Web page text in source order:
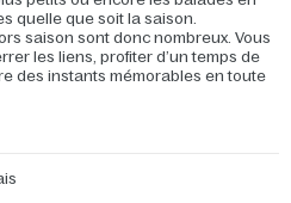
quelle que soit la saison.
saison sont donc nombreux. Vous
les liens, profiter d’un temps de
des instants mémorables en toute